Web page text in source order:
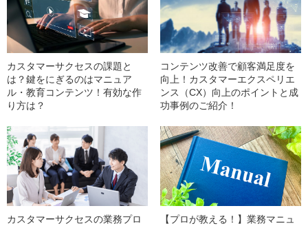
カスタマーサクセスの課題と
は？鍵をにぎるのはマニュア
ル・教育コンテンツ！有効な作
り方は？
コンテンツ改善で顧客満足度を
向上！カスタマーエクスペリエ
ンス（CX）向上のポイントと成
功事例のご紹介！
カスタマーサクセスの業務プロ
【プロが教える！】業務マニュ